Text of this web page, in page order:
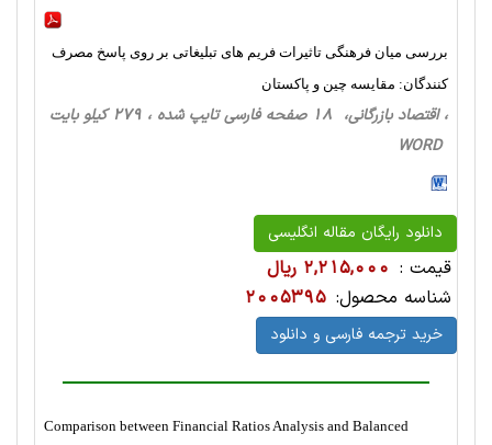
بررسی میان فرهنگی تاثیرات فریم های تبلیغاتی بر روی پاسخ مصرف
کنندگان: مقایسه چین و پاکستان
، اقتصاد بازرگانی، 18 صفحه فارسی تایپ شده ، 279 کیلو بایت
WORD
دانلود رایگان مقاله انگلیسی
قیمت : 2,215,000 ریال
شناسه محصول: 2005395
خرید ترجمه فارسی و دانلود
Comparison between Financial Ratios Analysis and Balanced